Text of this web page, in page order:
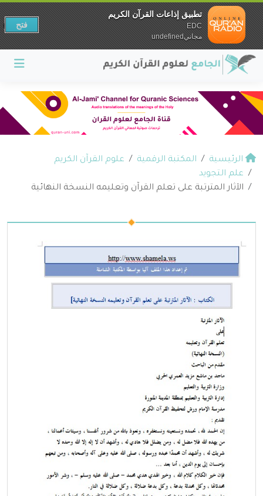
الرئيسية المكتبة الرقمية
علوم القرآن الكريم
علم التجويد
الآثار المترتبة على تعلم القرآن وتعليمه النسخة النهائية
تطبيق إذاعات القرآن الكريم
EDC
مجانيundefined
فتح